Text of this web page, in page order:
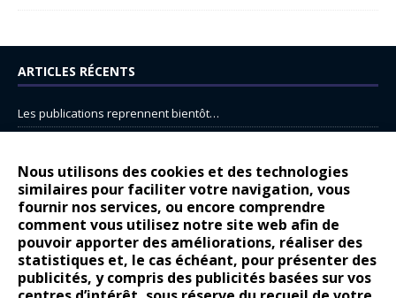
Nous utilisons des cookies et des technologies
similaires pour faciliter votre navigation, vous
fournir nos services, ou encore comprendre
comment vous utilisez notre site web afin de
pouvoir apporter des améliorations, réaliser des
statistiques et, le cas échéant, pour présenter des
publicités, y compris des publicités basées sur vos
ARTICLES RÉCENTS
Les publications reprennent bientôt…
14 juillet : nouveau film de marque pour Citroën
Renault Espace : voyage, voyage…
Peugeot E-208 GTi : naissance d’une légende
COMMENTAIRES RÉCENTS